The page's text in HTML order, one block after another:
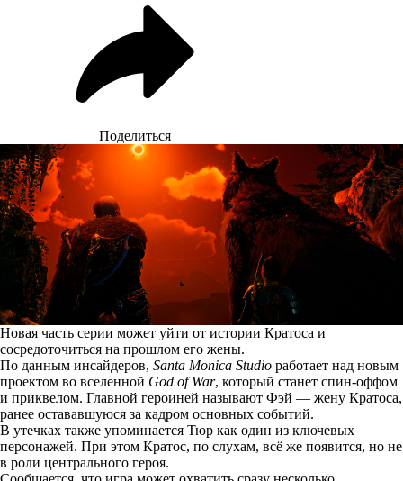
Поделиться
Новая часть серии может уйти от истории Кратоса и
сосредоточиться на прошлом его жены.
По данным инсайдеров, Santa Monica Studio работает над новым
проектом во вселенной God of War, который станет спин-оффом
и приквелом. Главной героиней называют Фэй — жену Кратоса,
ранее остававшуюся за кадром основных событий.
В утечках также упоминается Тюр как один из ключевых
персонажей. При этом Кратос, по слухам, всё же появится, но не
в роли центрального героя.